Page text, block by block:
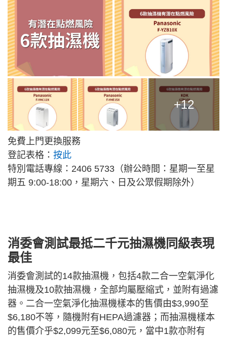
+12
免費上門更換服務
登記表格： 按此
特別電話專線：2406 5733（辦公時間：星期一至星
期五 9:00-18:00，星期六、日及公眾假期除外）
消委會測試最抵二千元抽濕機同級表現
最佳
消委會測試的14款抽濕機，包括4款二合一空氣淨化
抽濕機及10款抽濕機，全部均屬壓縮式，並附有過濾
器。二合一空氣淨化抽濕機樣本的售價由$3,990至
$6,180不等，隨機附有HEPA過濾器；而抽濕機樣本
的售價介乎$2,099元至$6,080元，當中1款亦附有